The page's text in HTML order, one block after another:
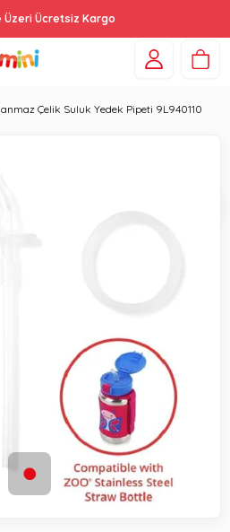
Üzeri Ücretsiz Kargo
Çelik Suluk Yedek Pipeti 9L940110